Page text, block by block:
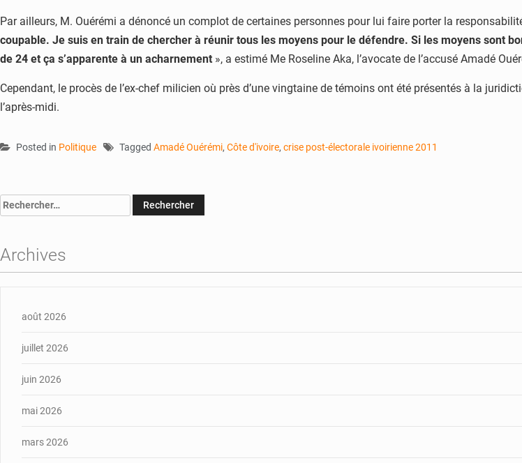
Par ailleurs, M. Ouérémi a dénoncé un complot de certaines personnes pour lui faire porter la
coupable. Je suis en train de chercher à réunir tous les moyens pour le défendre. Si les moyens sont
de 24 et ça s’apparente à un acharnement », a estimé Me Roseline Aka, l’avocate de l’accusé Amadé
Cependant, le procès de l’ex-chef milicien où près d’une vingtaine de témoins ont été présentés à la
l’après-midi.
Posted in Politique Tagged Amadé Ouérémi, Côte d'ivoire, crise post-électorale ivoirienne 2011
Rechercher :
Archives
août 2026
juillet 2026
juin 2026
mai 2026
mars 2026